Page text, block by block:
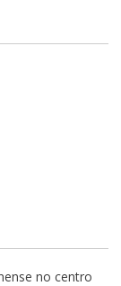
no centro